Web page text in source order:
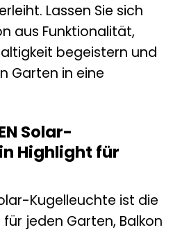
Lassen Sie sich
aus Funktionalität,
begeistern und
Garten in eine
Solar-
Highlight für
Kugelleuchte ist die
jeden Garten, Balkon